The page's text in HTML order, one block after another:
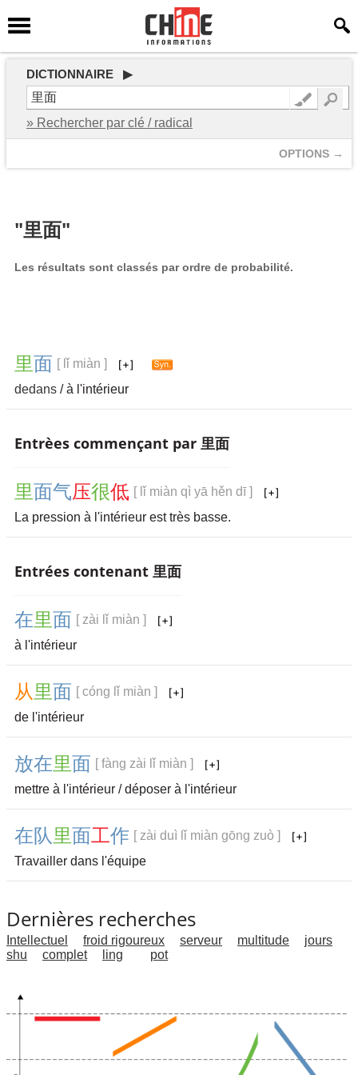
DICTIONNAIRE ▶
» Rechercher par clé / radical
OPTIONS →
"里面"
Les résultats sont classés par ordre de probabilité.
里面 [ lǐ miàn ]
dedans / à l'intérieur
Entrèes commençant par 里面
里面气压很低 [ lǐ miàn qì yā hěn dī ]
La pression à l'intérieur est très basse.
Entrées contenant 里面
在里面 [ zài lǐ miàn ]
à l'intérieur
从里面 [ cóng lǐ miàn ]
de l'intérieur
放在里面 [ fàng zài lǐ miàn ]
mettre à l'intérieur / déposer à l'intérieur
在队里面工作 [ zài duì lǐ miàn gōng zuò ]
Travailler dans l'équipe
Dernières recherches
Intellectuel froid rigoureux serveur multitude
jours
shu
complet ling pot